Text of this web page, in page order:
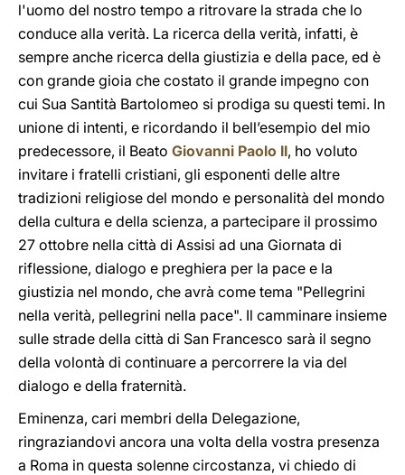
l'uomo del nostro tempo a ritrovare la strada che lo
conduce alla verità. La ricerca della verità, infatti, è
sempre anche ricerca della giustizia e della pace, ed è
con grande gioia che costato il grande impegno con
cui Sua Santità Bartolomeo si prodiga su questi temi. In
unione di intenti, e ricordando il bell’esempio del mio
predecessore, il Beato Giovanni Paolo II, ho voluto
invitare i fratelli cristiani, gli esponenti delle altre
tradizioni religiose del mondo e personalità del mondo
della cultura e della scienza, a partecipare il prossimo
27 ottobre nella città di Assisi ad una Giornata di
riflessione, dialogo e preghiera per la pace e la
giustizia nel mondo, che avrà come tema "Pellegrini
nella verità, pellegrini nella pace". Il camminare insieme
sulle strade della città di San Francesco sarà il segno
della volontà di continuare a percorrere la via del
dialogo e della fraternità.
Eminenza, cari membri della Delegazione,
ringraziandovi ancora una volta della vostra presenza
a Roma in questa solenne circostanza, vi chiedo di